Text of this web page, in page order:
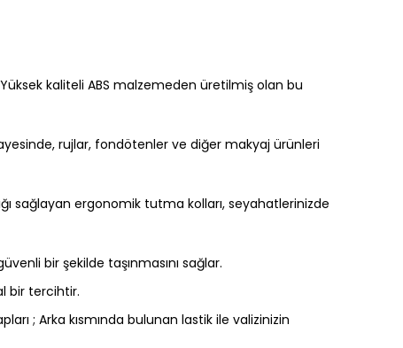
kaliteli ABS malzemeden üretilmiş olan bu
rujlar, fondötenler ve diğer makyaj ürünleri
sağlayan ergonomik tutma kolları, seyahatlerinizde
bir şekilde taşınmasını sağlar.
bir tercihtir.
; Arka kısmında bulunan lastik ile valizinizin